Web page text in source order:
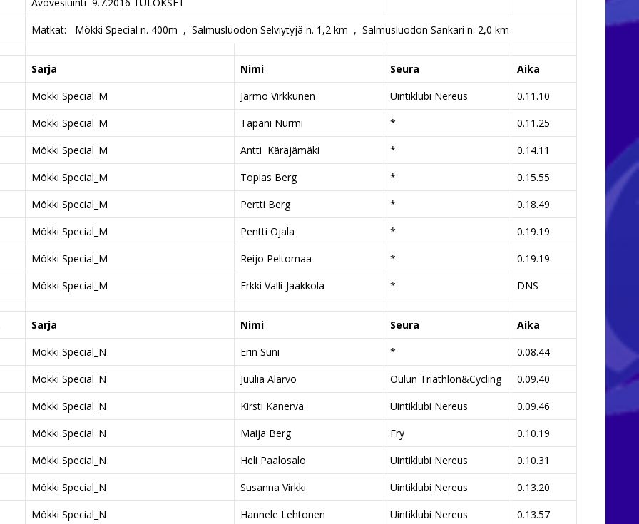
Matkat: Mökki Special n. 400m , Salmusluodon Selviytyjä n. 1,2 km , Salmusluodon Sankari n. 2,0 km
Sarja Nimi Seura
Aika
Mökki Special_M
Jarmo Virkkunen Uintiklubi Nereus
0.11.10
Mökki Special_M
Tapani Nurmi *
0.11.25
Mökki Special_M
Antti Käräjämäki *
0.14.11
Mökki Special_M
Topias Berg *
0.15.55
Mökki Special_M
Pertti Berg *
0.18.49
Mökki Special_M
Pentti Ojala *
0.19.19
Mökki Special_M
Reijo Peltomaa *
0.19.19
Mökki Special_M
Erkki Valli-Jaakkola * DNS
Sarja Nimi Seura
Aika
Mökki Special_N
Erin Suni *
0.08.44
Mökki Special_N
Juulia Alarvo Oulun Triathlon&Cycling
0.09.40
Mökki Special_N
Kirsti Kanerva Uintiklubi Nereus
0.09.46
Mökki Special_N
Maija Berg Fry
0.10.19
Mökki Special_N
Heli Paalosalo Uintiklubi Nereus
0.10.31
Mökki Special_N
Susanna Virkki Uintiklubi Nereus
0.13.20
Mökki Special_N
Hannele Lehtonen Uintiklubi Nereus
0.13.57